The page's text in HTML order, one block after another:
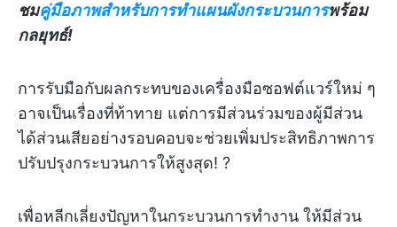
ชมคู่มือภาพสำหรับการทำแผนผังกระบวนการพร้อม
กลยุทธ์!
การรับมือกับผลกระทบของเครื่องมือซอฟต์แวร์ใหม่ ๆ
อาจเป็นเรื่องที่ท้าทาย แต่การมีส่วนร่วมของผู้มีส่วน
ได้ส่วนเสียอย่างรอบคอบจะช่วยเพิ่มประสิทธิภาพการ
ปรับปรุงกระบวนการให้สูงสุด! ?
เพื่อหลีกเลี่ยงปัญหาในกระบวนการทำงาน ให้มีส่วน